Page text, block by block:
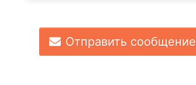
Отправить сообщение